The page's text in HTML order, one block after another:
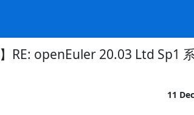
】RE: openEuler 20.03 Ltd Sp1
11